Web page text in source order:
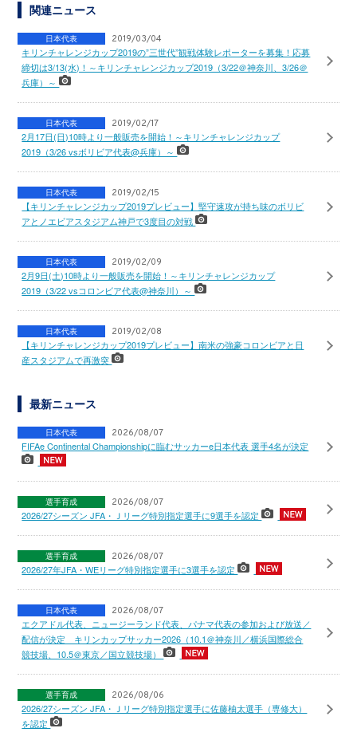
関連ニュース
日本代表 2019/03/04
キリンチャレンジカップ2019の”三世代”観戦体験レポーターを募集！応募
締切は3/13(水)！～キリンチャレンジカップ2019（3/22＠神奈川、3/26＠
兵庫）～
日本代表 2019/02/17
2月17日(日)10時より一般販売を開始！～キリンチャレンジカップ
2019（3/26 vsボリビア代表@兵庫）～
日本代表 2019/02/15
【キリンチャレンジカップ2019プレビュー】堅守速攻が持ち味のボリビ
アとノエビアスタジアム神戸で3度目の対戦
日本代表 2019/02/09
2月9日(土)10時より一般販売を開始！～キリンチャレンジカップ
2019（3/22 vsコロンビア代表@神奈川）～
日本代表 2019/02/08
【キリンチャレンジカップ2019プレビュー】南米の強豪コロンビアと日
産スタジアムで再激突
最新ニュース
日本代表 2026/08/07
FIFAe Continental Championshipに臨むサッカーe日本代表 選手4名が決定
選手育成 2026/08/07
2026/27シーズン JFA・Ｊリーグ特別指定選手に9選手を認定
選手育成 2026/08/07
2026/27年JFA・WEリーグ特別指定選手に3選手を認定
日本代表 2026/08/07
エクアドル代表、ニュージーランド代表、パナマ代表の参加および放送／
配信が決定 キリンカップサッカー2026（10.1＠神奈川／横浜国際総合
競技場、10.5＠東京／国立競技場）
選手育成 2026/08/06
2026/27シーズン JFA・Ｊリーグ特別指定選手に佐藤柚太選手（専修大）
を認定